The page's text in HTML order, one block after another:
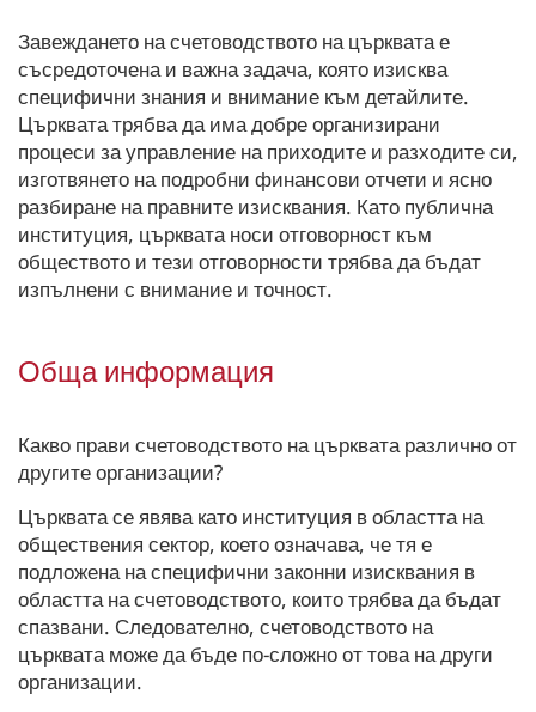
Завеждането на счетоводството на църквата е
съсредоточена и важна задача, която изисква
специфични знания и внимание към детайлите.
Църквата трябва да има добре организирани
процеси за управление на приходите и разходите си,
изготвянето на подробни финансови отчети и ясно
разбиране на правните изисквания. Като публична
институция, църквата носи отговорност към
обществото и тези отговорности трябва да бъдат
изпълнени с внимание и точност.
Обща информация
Какво прави счетоводството на църквата различно от
другите организации?
Църквата се явява като институция в областта на
обществения сектор, което означава, че тя е
подложена на специфични законни изисквания в
областта на счетоводството, които трябва да бъдат
спазвани. Следователно, счетоводството на
църквата може да бъде по-сложно от това на други
организации.